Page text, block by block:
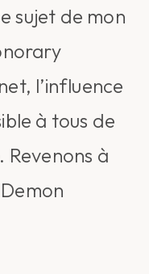
sujet de mon
l’influence
à tous de
à